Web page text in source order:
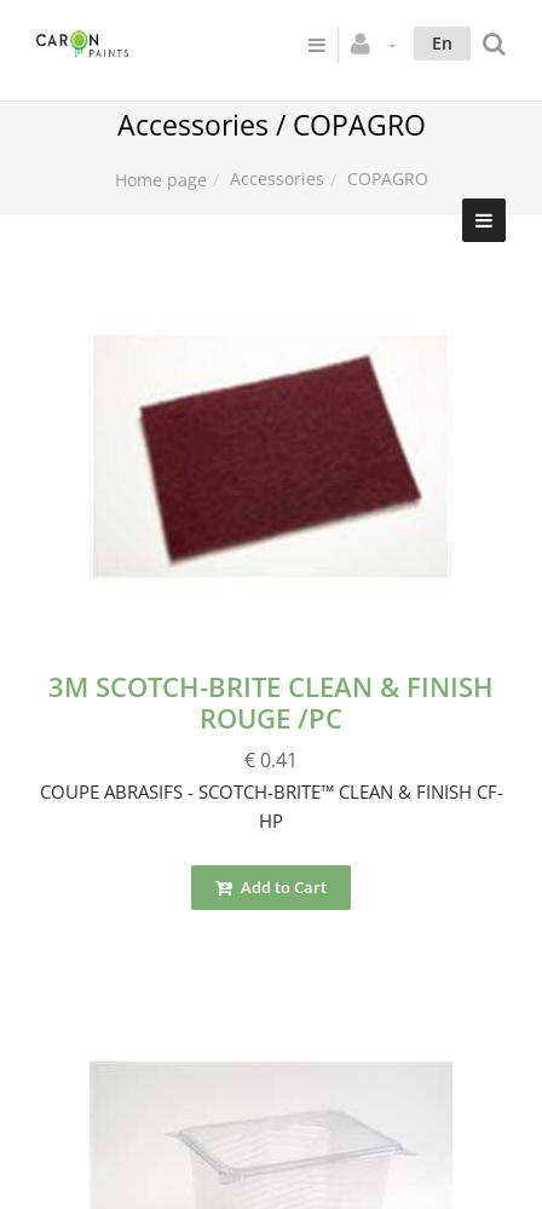
En
Accessories / COPAGRO
Home page Accessories COPAGRO
3M SCOTCH-BRITE CLEAN & FINISH
ROUGE /PC
€ 0.41
COUPE ABRASIFS - SCOTCH-BRITE™ CLEAN & FINISH CF-
HP
Add to Cart